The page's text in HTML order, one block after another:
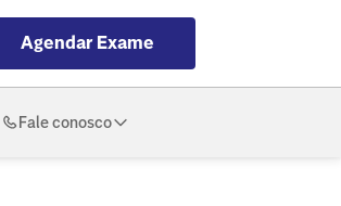
Agendar Exame
Fale conosco